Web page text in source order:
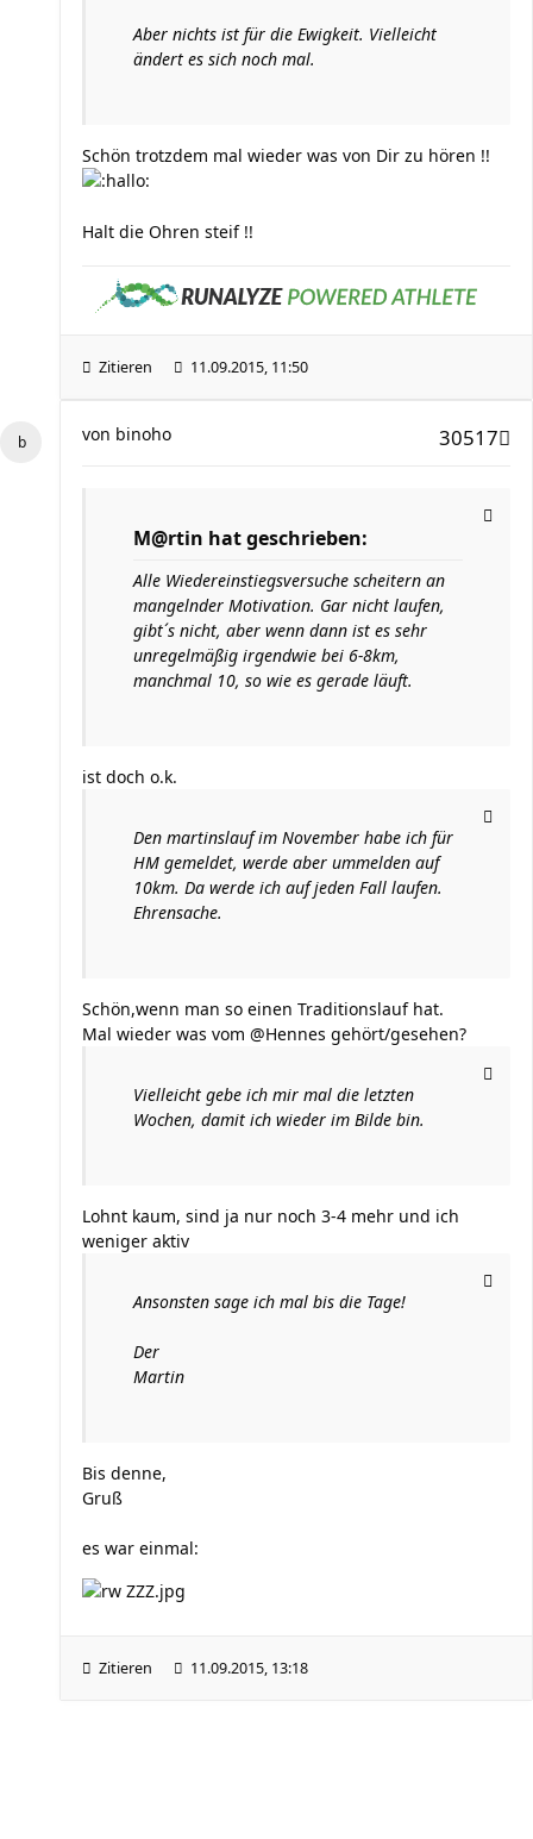
Aber nichts ist für die Ewigkeit. Vielleicht
ändert es sich noch mal.
Schön trotzdem mal wieder was von Dir zu hören !!
Halt die Ohren steif !!
Zitieren 11.09.2015, 11:50
30517
von binoho
M@rtin hat geschrieben:
Alle Wiedereinstiegsversuche scheitern an
mangelnder Motivation. Gar nicht laufen,
gibt´s nicht, aber wenn dann ist es sehr
unregelmäßig irgendwie bei 6-8km,
manchmal 10, so wie es gerade läuft.
ist doch o.k.
Den martinslauf im November habe ich für
HM gemeldet, werde aber ummelden auf
10km. Da werde ich auf jeden Fall laufen.
Ehrensache.
Schön,wenn man so einen Traditionslauf hat.
Mal wieder was vom @Hennes gehört/gesehen?
Vielleicht gebe ich mir mal die letzten
Wochen, damit ich wieder im Bilde bin.
Lohnt kaum, sind ja nur noch 3-4 mehr und ich
weniger aktiv
Ansonsten sage ich mal bis die Tage!
Der
Martin
Bis denne,
Gruß
es war einmal:
Zitieren 11.09.2015, 13:18